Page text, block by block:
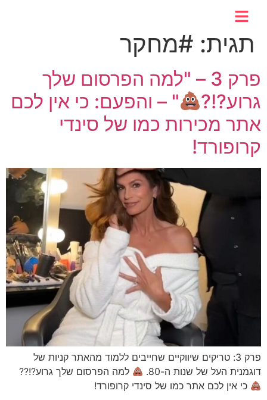
תגית: #מחקר
פרק 3 – "למה הפרסום שלך
גרוע?!?
" – והפעם: כי אין לכם
אתר מכירות כמו של סינדי
קרופורד!
פרק 3: טריקים שיווקיים שחייבים ללמוד מהאתר קניות של
דוגמנית העל של שנות ה-80.
למה הפרסום שלך גרוע?!??
כי אין לכם אתר כמו של סינדי קרופורד!